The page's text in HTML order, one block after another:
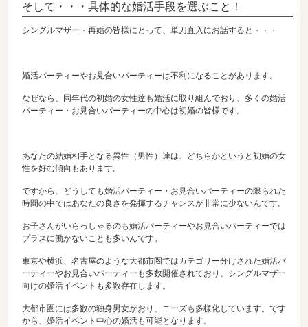
そして・・・具体的な婚活手段を選ぶこと！
シングルマザー・再婚の皆様にとって、単刀直入にお話すると・・・
婚活パーティーやお見合いパーティーは不利になることがあります。
なぜなら、同年代の初婚の女性達も婚活に取り組んでおり、多くの婚活
パーティー・お見合いパーティーの中心は初婚の皆様です。
あなたの結婚相手となる異性（男性）達は、どちらかというと初婚の女
性を好む傾向もあります。
ですから、どうしても婚活パーティー・お見合いパーティーの限られた
時間の中ではあなたの良さを発揮するチャンスが非常に少ないんです。
お子さんがいらっしゃるのも婚活パーティーやお見合いパーティーでは
プラスに働かないことも多いんです。
東京や横浜、名古屋のような大都市圏ではカテゴリー分けされた婚活パ
ーティーやお見合いパーティーも多数開催されており、シングルマザー
向けの婚活イベントも多数存在します。
大都市圏には多数の独身男女がおり、ニーズも多様化しています。です
から、婚活イベント中心の婚活も可能となります。